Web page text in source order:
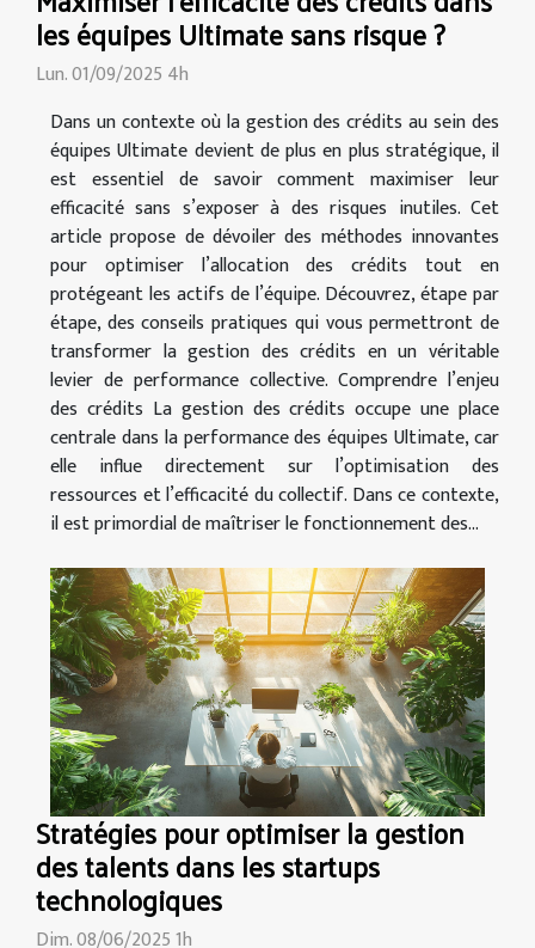
les équipes Ultimate sans risque ?
Lun. 01/09/2025 4h
Dans un contexte où la gestion des crédits au sein des
équipes Ultimate devient de plus en plus stratégique, il
est essentiel de savoir comment maximiser leur
efficacité sans s’exposer à des risques inutiles. Cet
article propose de dévoiler des méthodes innovantes
pour optimiser l’allocation des crédits tout en
protégeant les actifs de l’équipe. Découvrez, étape par
étape, des conseils pratiques qui vous permettront de
transformer la gestion des crédits en un véritable
levier de performance collective. Comprendre l’enjeu
des crédits La gestion des crédits occupe une place
centrale dans la performance des équipes Ultimate, car
elle influe directement sur l’optimisation des
ressources et l’efficacité du collectif. Dans ce contexte,
il est primordial de maîtriser le fonctionnement des...
Stratégies pour optimiser la gestion
des talents dans les startups
technologiques
Dim. 08/06/2025 1h